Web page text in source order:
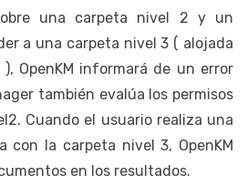
una carpeta nivel 2 y un
a una carpeta nivel 3 ( alojada
OpenKM informará de un error
también evalúa los permisos
Cuando el usuario realiza una
con la carpeta nivel 3, OpenKM
en los resultados.